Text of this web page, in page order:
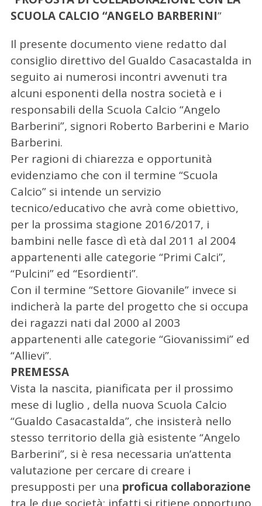
SCUOLA CALCIO “ANGELO BARBERINI”
Il presente documento viene redatto dal
consiglio direttivo del Gualdo Casacastalda in
seguito ai numerosi incontri avvenuti tra
alcuni esponenti della nostra società e i
responsabili della Scuola Calcio “Angelo
Barberini”, signori Roberto Barberini e Mario
Barberini.
Per ragioni di chiarezza e opportunità
evidenziamo che con il termine “Scuola
Calcio” si intende un servizio
tecnico/educativo che avrà come obiettivo,
per la prossima stagione 2016/2017, i
bambini nelle fasce dì età dal 2011 al 2004
appartenenti alle categorie “Primi Calci”,
“Pulcini” ed “Esordienti”.
Con il termine “Settore Giovanile” invece si
indicherà la parte del progetto che si occupa
dei ragazzi nati dal 2000 al 2003
appartenenti alle categorie “Giovanissimi” ed
“Allievi”.
PREMESSA
Vista la nascita, pianificata per il prossimo
mese di luglio , della nuova Scuola Calcio
“Gualdo Casacastalda”, che insisterà nello
stesso territorio della già esistente “Angelo
Barberini”, si è resa necessaria un’attenta
valutazione per cercare di creare i
presupposti per una proficua collaborazione